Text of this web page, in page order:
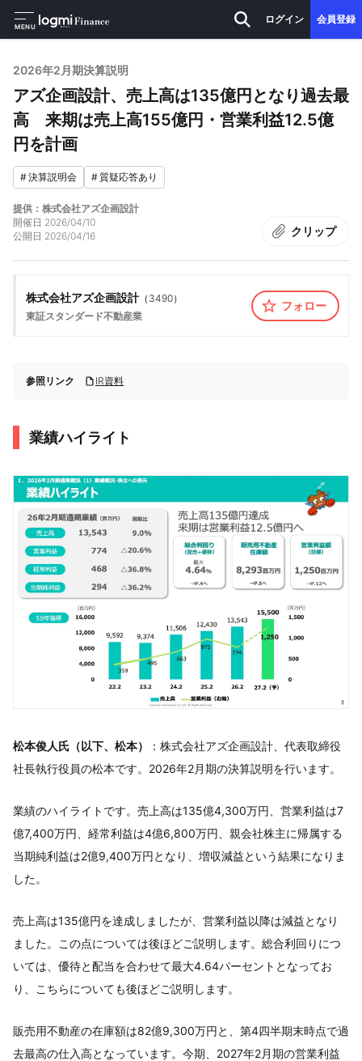
MENU
ログイン 会員登録
2026年2月期決算説明
アズ企画設計、売上高は135億円となり過去最
高 来期は売上高155億円・営業利益12.5億
円を計画
#決算説明会 #質疑応答あり
提供：株式会社アズ企画設計
開催日 2026/04/10
公開日 2026/04/16 クリップ
株式会社アズ企画設計（ 3490）
東証スタンダード不動産業
フォロー
参照リンク IR資料
業績ハイライト
松本俊人氏（以下、松本）
：株式会社アズ企画設計、代表取締役
社長執行役員の松本です。2026年2月期の決算説明を行います。
業績のハイライトです。売上高は135億4,300万円、営業利益は7
億7,400万円、経常利益は4億6,800万円、親会社株主に帰属する
当期純利益は2億9,400万円となり、増収減益という結果になりま
した。
売上高は135億円を達成しましたが、営業利益以降は減益となり
ました。この点については後ほどご説明します。総合利回りにつ
いては、優待と配当を合わせて最大4.64パーセントとなってお
り、こちらについても後ほどご説明します。
販売用不動産の在庫額は82億9,300万円と、第4四半期末時点で過
去最高の仕入高となっています。今期、2027年2月期の営業利益